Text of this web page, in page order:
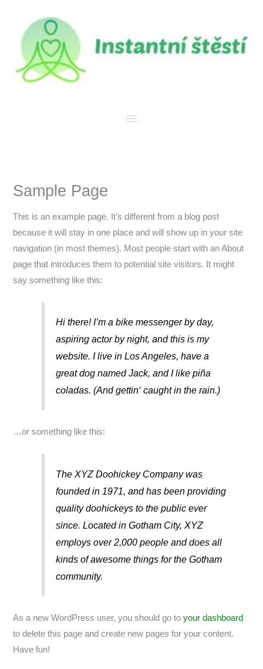
obsah
menu
Sample Page
This is an example page. It’s different from a blog post
because it will stay in one place and will show up in your site
navigation (in most themes). Most people start with an About
page that introduces them to potential site visitors. It might
say something like this:
Hi there! I’m a bike messenger by day,
aspiring actor by night, and this is my
website. I live in Los Angeles, have a
great dog named Jack, and I like piña
coladas. (And gettin‘ caught in the rain.)
…or something like this:
The XYZ Doohickey Company was
founded in 1971, and has been providing
quality doohickeys to the public ever
since. Located in Gotham City, XYZ
employs over 2,000 people and does all
kinds of awesome things for the Gotham
community.
As a new WordPress user, you should go toyour dashboard
to delete this page and create new pages for your content.
Have fun!